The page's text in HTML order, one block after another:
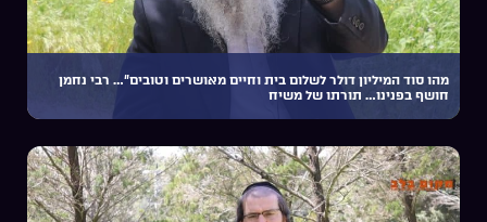
מהו סוד המיליון דולר לשלום בית וחיים מאושרים וטובים”… רבי נחמן
חושף בפנינו… תורתו של משיח